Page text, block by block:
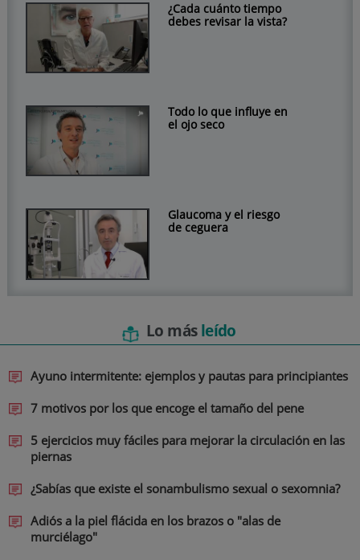
¿Cada cuánto tiempo
debes revisar la vista?
Todo lo que influye en
el ojo seco
Glaucoma y el riesgo
de ceguera
Lo másleído
Ayuno intermitente: ejemplos y pautas para principiantes
7 motivos por los que encoge el tamaño del pene
5 ejercicios muy fáciles para mejorar la circulación en las
piernas
¿Sabías que existe el sonambulismo sexual o sexomnia?
Adiós a la piel flácida en los brazos o "alas de
murciélago"